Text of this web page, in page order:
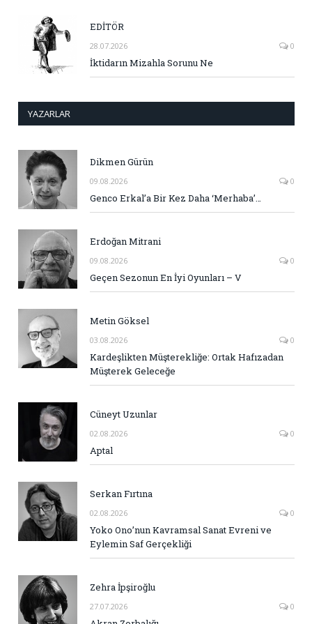
EDİTÖR
28.07.2026 0
İktidarın Mizahla Sorunu Ne
YAZARLAR
Dikmen Gürün
09.08.2026 0
Genco Erkal’a Bir Kez Daha ‘Merhaba’…
Erdoğan Mitrani
09.08.2026 0
Geçen Sezonun En İyi Oyunları – V
Metin Göksel
03.08.2026 0
Kardeşlikten Müşterekliğe: Ortak Hafızadan
Müşterek Geleceğe
Cüneyt Uzunlar
02.08.2026 0
Aptal
Serkan Fırtına
02.08.2026 0
Yoko Ono’nun Kavramsal Sanat Evreni ve
Eylemin Saf Gerçekliği
Zehra İpşiroğlu
27.07.2026 0